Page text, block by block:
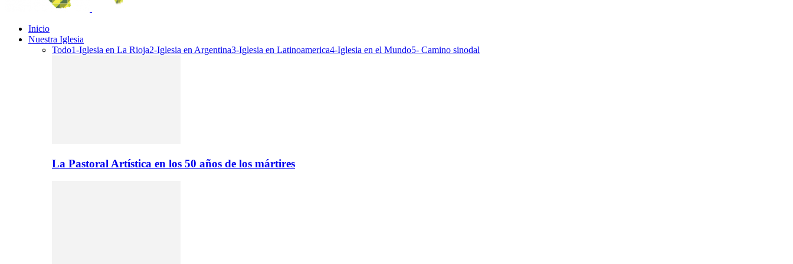
Inicio
Nuestra Iglesia
Todo1-Iglesia en La Rioja2-Iglesia en Argentina3-Iglesia en Latinoamerica4-Iglesia en el Mundo5- Camino sinodal
La Pastoral Artística en los 50 años de los mártires